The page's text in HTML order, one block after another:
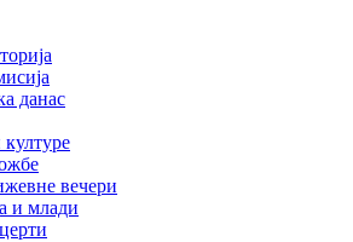
данас
вечери
и млади